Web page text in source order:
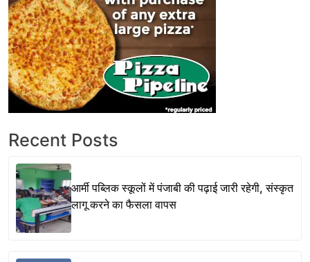
Recent Posts
आर्मी पब्लिक स्कूलों में पंजाबी की पढ़ाई जारी रहेगी, संस्कृत
लागू करने का फैसला वापस